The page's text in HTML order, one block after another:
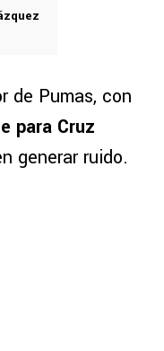
de Pumas, con
para Cruz
generar ruido.